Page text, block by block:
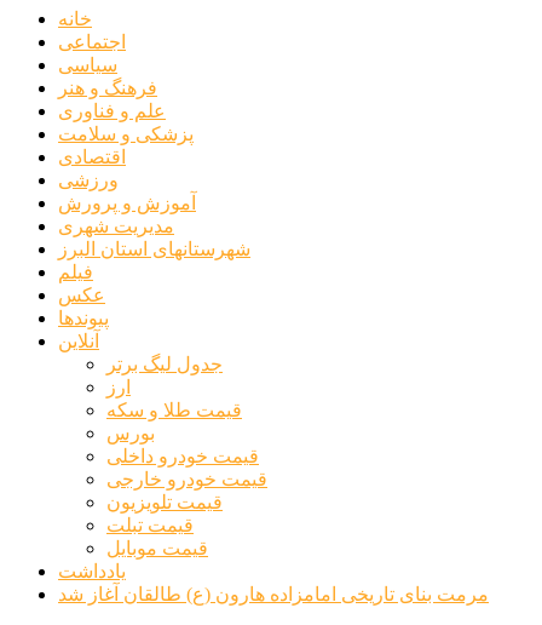
خانه
اجتماعی
سیاسی
فرهنگ و هنر
علم و فناوری
پزشکی و سلامت
اقتصادی
ورزشی
آموزش و پرورش
مدیریت شهری
شهرستانهای استان البرز
فیلم
عکس
پیوندها
آنلاین
جدول لیگ برتر
ارز
قیمت طلا و سکه
بورس
قیمت خودرو داخلی
قیمت خودرو خارجی
قیمت تلویزیون
قیمت تبلت
قیمت موبایل
یادداشت
مرمت بنای تاریخی امامزاده هارون (ع) طالقان آغاز شد